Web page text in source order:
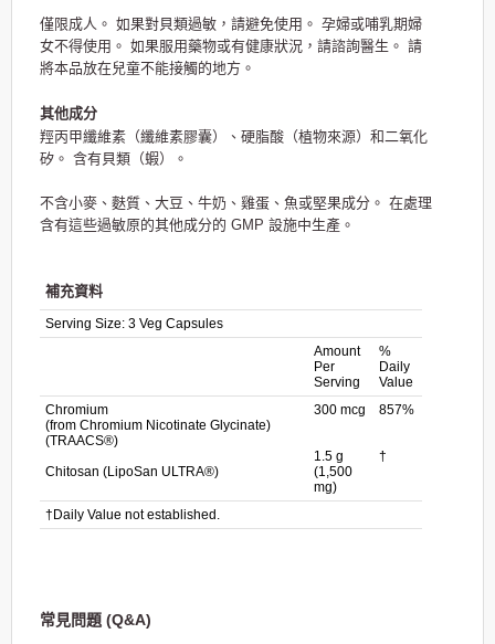
僅限成人。 如果對貝類過敏，請避免使用。 孕婦或哺乳期婦
女不得使用。 如果服用藥物或有健康狀況，請諮詢醫生。 請
將本品放在兒童不能接觸的地方。
其他成分
羥丙甲纖維素（纖維素膠囊）、硬脂酸（植物來源）和二氧化
矽。 含有貝類（蝦）。
不含小麥、麩質、大豆、牛奶、雞蛋、魚或堅果成分。 在處理
含有這些過敏原的其他成分的 GMP 設施中生產。
補充資料
Serving Size: 3 Veg Capsules
Amount
Per
Serving
%
Daily
Value
Chromium
(from Chromium Nicotinate Glycinate)
(TRAACS®)
Chitosan (LipoSan ULTRA®)
300 mcg
1.5 g
(1,500
mg)
857%
†
†Daily Value not established.
常見問題 (Q&A)